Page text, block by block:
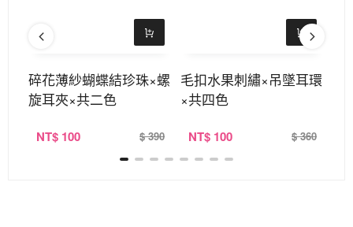
碎花薄紗蝴蝶結珍珠×螺
旋耳夾×共二色
NT$ 100 $ 390
毛扣水果刺繡×吊墜耳環
×共四色
NT$ 100 $ 360